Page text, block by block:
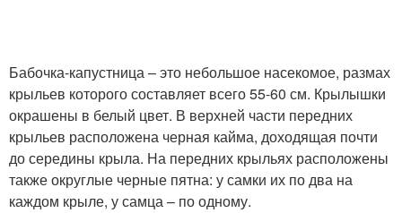
Бабочка-капустница – это небольшое насекомое, размах
крыльев которого составляет всего 55-60 см. Крылышки
окрашены в белый цвет. В верхней части передних
крыльев расположена черная кайма, доходящая почти
до середины крыла. На передних крыльях расположены
также округлые черные пятна: у самки их по два на
каждом крыле, у самца – по одному.